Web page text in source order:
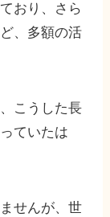
おり、さら
、多額の活
こうした長
ていたは
せんが、世